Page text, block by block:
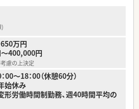
ら18時までで、残業はほとんど発生しない
の開局で、完全週休2日制を導入していま
みとなり、平日に1日休みを取れるシフト
】
重度の障害をもつ子どもたちやご家族への
万円
400,000円
慮の上決定
～18：00（休憩60分）
始休み
労働時間制勤務、週40時間平均の